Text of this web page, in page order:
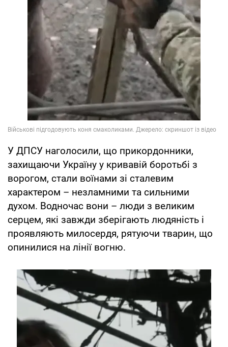
У ДПСУ наголосили, що прикордонники,
захищаючи Україну у кривавій боротьбі з
ворогом, стали воїнами зі сталевим
характером – незламними та сильними
духом. Водночас вони – люди з великим
серцем, які завжди зберігають людяність і
проявляють милосердя, рятуючи тварин, що
опинилися на лінії вогню.